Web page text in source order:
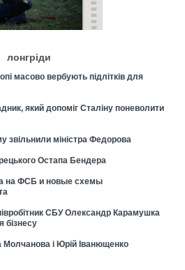
лонгріди
масово вербують підлітків для
який допоміг Сталіну поневолити
звільнили міністра Федорова
Остапа Бендера
на ФСБ и новые схемы
СБУ Олександр Карамушка
бізнесу
Молчанова і Юрій Іванющенко